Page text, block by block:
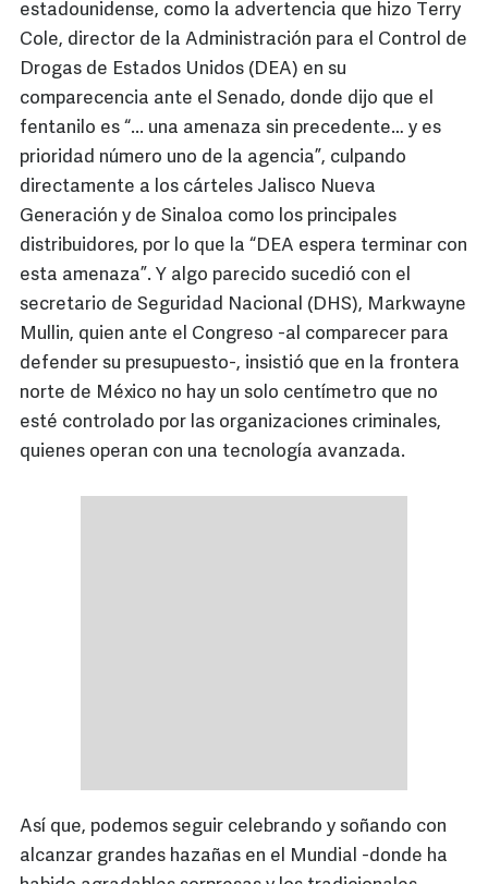
estadounidense, como la advertencia que hizo Terry
Cole, director de la Administración para el Control de
Drogas de Estados Unidos (DEA) en su
comparecencia ante el Senado, donde dijo que el
fentanilo es “... una amenaza sin precedente… y es
prioridad número uno de la agencia”, culpando
directamente a los cárteles Jalisco Nueva
Generación y de Sinaloa como los principales
distribuidores, por lo que la “DEA espera terminar con
esta amenaza”. Y algo parecido sucedió con el
secretario de Seguridad Nacional (DHS), Markwayne
Mullin, quien ante el Congreso -al comparecer para
defender su presupuesto-, insistió que en la frontera
norte de México no hay un solo centímetro que no
esté controlado por las organizaciones criminales,
quienes operan con una tecnología avanzada.
Así que, podemos seguir celebrando y soñando con
alcanzar grandes hazañas en el Mundial -donde ha